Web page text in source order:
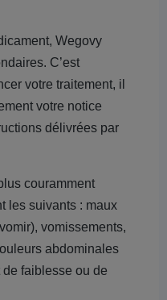
Wegovy
C’est
votre traitement, il
votre notice
délivrées par
couramment
les suivants : maux
vomissements,
abdominales
faiblesse ou de